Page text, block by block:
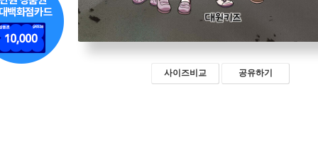
사이즈비교 공유하기